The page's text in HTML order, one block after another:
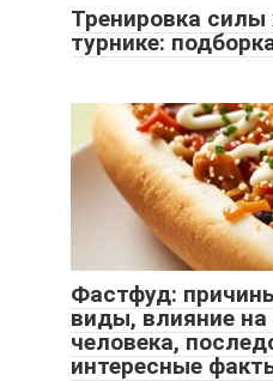
Тренировка силы
турнике:
Фастфуд:
виды, влияние на
человека,
интересные